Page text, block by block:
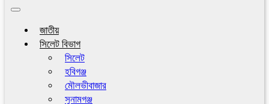
Toggle
জাতীয়
সিলেট বিভাগ
সিলেট
হবিগঞ্জ
মৌলভীবাজার
সুনামগঞ্জ